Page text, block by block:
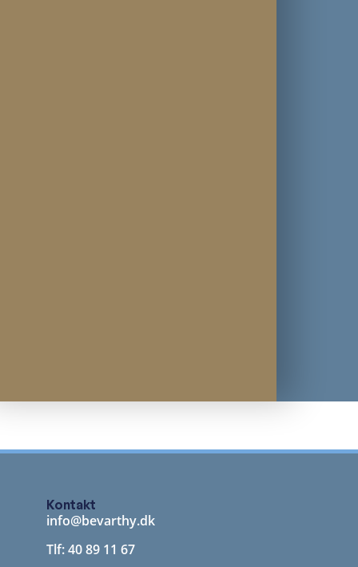
Kontakt
info@bevarthy.dk
Tlf: 40 89 11 67